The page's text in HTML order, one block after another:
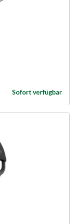
Sofort verfügbar